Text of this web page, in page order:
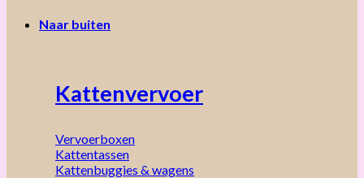
Naar buiten
Kattenvervoer
Vervoerboxen
Kattentassen
Kattenbuggies & wagens